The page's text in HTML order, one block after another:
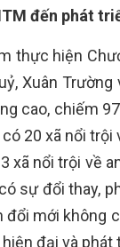
đến phát
thực hiện
Xuân
cao, chiếm
20 xã nổi trội
xã nổi trội về
sự đổi thay,
đổi mới không
đại và phát